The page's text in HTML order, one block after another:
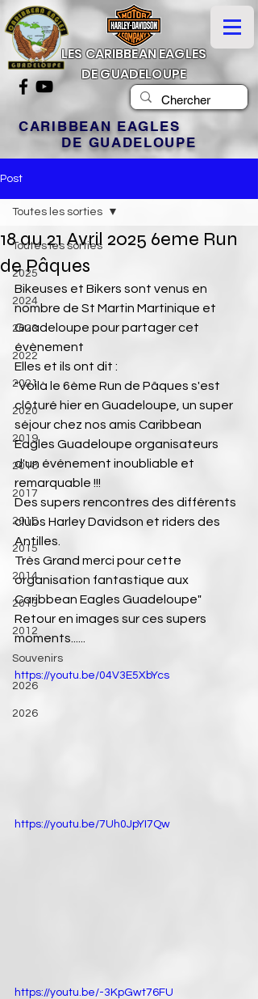
LES CARIBBEAN EAGLES
DE GUADELOUPE
CARIBBEAN EAGLES
DE GUADELOUPE
Post
Toutes les sorties
2025
2024
2023
2022
2021
2020
2019
2018
2017
2016
2015
2014
2013
2012
Souvenirs
2026
2026
Toutes les sorties
18 au 21 Avril 2025 6eme Run
de Pâques
Bikeuses et Bikers sont venus en
nombre de St Martin Martinique et
Guadeloupe pour partager cet
évènement
Elles et ils ont dit :
"Voilà le 6ème Run de Pâques s'est
clôturé hier en Guadeloupe, un super
séjour chez nos amis Caribbean
Eagles Guadeloupe organisateurs
d'un événement inoubliable et
remarquable !!!
Des supers rencontres des différents
clubs Harley Davidson et riders des
Antilles.
Très Grand merci pour cette
organisation fantastique aux
Caribbean Eagles Guadeloupe"
Retour en images sur ces supers
moments......
https://youtu.be/04V3E5XbYcs
https://youtu.be/7Uh0JpYI7Qw
https://youtu.be/-3KpGwt76FU